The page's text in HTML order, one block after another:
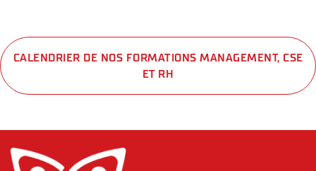
CALENDRIER DE NOS FORMATIONS MANAGEMENT, CSE
ET RH